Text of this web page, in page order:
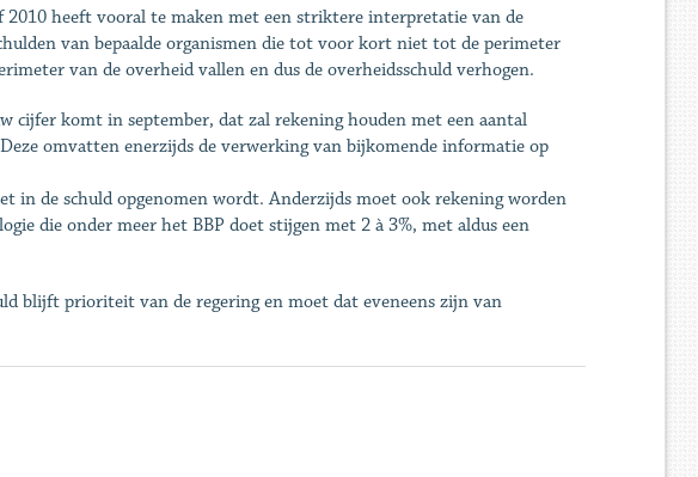
2010 heeft vooral te maken met een striktere interpretatie van de
van bepaalde organismen die tot voor kort niet tot de perimeter
van de overheid vallen en dus de overheidsschuld verhogen.
cijfer komt in september, dat zal rekening houden met een aantal
omvatten enerzijds de verwerking van bijkomende informatie op
in de schuld opgenomen wordt. Anderzijds moet ook rekening worden
die onder meer het BBP doet stijgen met 2 à 3%, met aldus een
blijft prioriteit van de regering en moet dat eveneens zijn van